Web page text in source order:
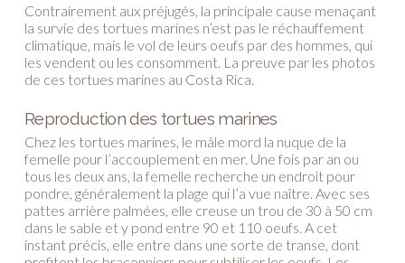
Contrairement aux préjugés, la principale cause menaçant
la survie des tortues marines n’est pas le réchauffement
climatique, mais le vol de leurs oeufs par des hommes, qui
les vendent ou les consomment. La preuve par les photos
de ces tortues marines au Costa Rica.
Reproduction des tortues marines
Chez les tortues marines, le mâle mord la nuque de la
femelle pour l’accouplement en mer. Une fois par an ou
tous les deux ans, la femelle recherche un endroit pour
pondre, généralement la plage qui l’a vue naître. Avec ses
pattes arrière palmées, elle creuse un trou de 30 à 50 cm
dans le sable et y pond entre 90 et 110 oeufs. A cet
instant précis, elle entre dans une sorte de transe, dont